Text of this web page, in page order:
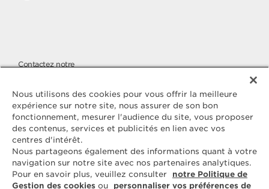
Contactez notre
Nous apportons une attention
toute particulière à la qualité de
nos produits, malgré cela si vous
avez des questions ou une
réclamation à nous faire parvenir,
vous pouvez nous joindre sur
notre numéro cristal.
N° CRISTAL 09 69 39 54 09
Nous utilisons des cookies pour vous offrir la meilleure
expérience sur notre site, nous assurer de son bon
fonctionnement, mesurer l'audience du site, vous proposer
des contenus, services et publicités en lien avec vos
centres d'intérêt.
Nous partageons également des informations quant à votre
navigation sur notre site avec nos partenaires analytiques.
Pour en savoir plus, veuillez consulter
notre Politique de
Gestion des cookies ou personnaliser vos préférences de